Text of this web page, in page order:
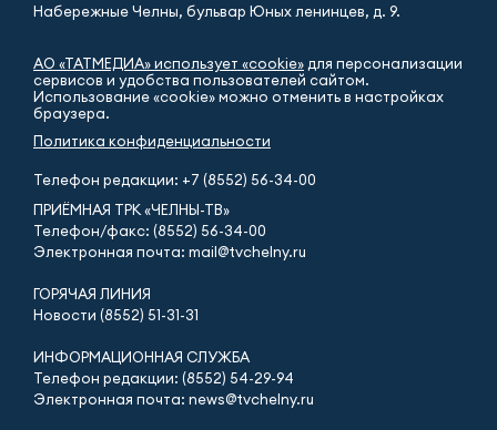
Набережные Челны, бульвар Юных ленинцев, д. 9.
АО «ТАТМЕДИА» использует «cookie» для персонализации
сервисов и удобства пользователей сайтом.
Использование «cookie» можно отменить в настройках
браузера.
Политика конфиденциальности
Телефон редакции: +7 (8552) 56-34-00
ПРИЁМНАЯ ТРК «ЧЕЛНЫ-ТВ»
Телефон/факс: (8552) 56-34-00
Электронная почта: mail@tvchelny.ru
ГОРЯЧАЯ ЛИНИЯ
Новости (8552) 51-31-31
ИНФОРМАЦИОННАЯ СЛУЖБА
Телефон редакции: (8552) 54-29-94
Электронная почта: news@tvchelny.ru